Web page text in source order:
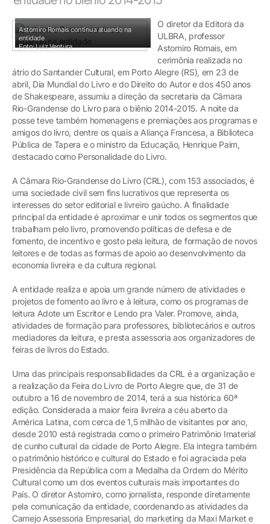
Astomiro Romais continua atuando na
entidade
Foto: Luiz Ventura
O diretor da Editora da
ULBRA, professor
Astomiro Romais, em
cerimônia realizada no
átrio do Santander Cultural, em Porto Alegre (RS), em 23 de
abril, Dia Mundial do Livro e do Direito do Autor e dos 450 anos
de Shakespeare, assumiu a direção da secretaria da Câmara
Rio-Grandense do Livro para o biênio 2014-2015. A noite da
posse teve também homenagens e premiações aos programas e
amigos do livro, dentre os quais a Aliança Francesa, a Biblioteca
Pública de Tapera e o ministro da Educação, Henrique Paim,
destacado como Personalidade do Livro.
A Câmara Rio-Grandense do Livro (CRL), com 153 associados, é
uma sociedade civil sem fins lucrativos que representa os
interesses do setor editorial e livreiro gaúcho. A finalidade
principal da entidade é aproximar e unir todos os segmentos que
trabalham pelo livro, promovendo políticas de defesa e de
fomento, de incentivo e gosto pela leitura, de formação de novos
leitores e de todas as formas de apoio ao desenvolvimento da
economia livreira e da cultura regional.
A entidade realiza e apoia um grande número de atividades e
projetos de fomento ao livro e à leitura, como os programas de
leitura Adote um Escritor e Lendo pra Valer. Promove, ainda,
atividades de formação para professores, bibliotecários e outros
mediadores da leitura, e presta assessoria aos organizadores de
feiras de livros do Estado.
Uma das principais responsabilidades da CRL é a organização e
a realização da Feira do Livro de Porto Alegre que, de 31 de
outubro a 16 de novembro de 2014, terá a sua histórica 60ª
edição. Considerada a maior feira livreira a céu aberto da
América Latina, com cerca de 1,5 milhão de visitantes por ano,
desde 2010 está registrada como o primeiro Patrimônio Imaterial
de cunho cultural da cidade de Porto Alegre. Ela integra também
o patrimônio histórico e cultural do Estado e foi agraciada pela
Presidência da República com a Medalha da Ordem do Mérito
Cultural como um dos eventos culturais mais importantes do
País. O diretor Astomiro, como jornalista, responde diretamente
pela comunicação da entidade, coordenando as atividades da
Camejo Assessoria Empresarial, do marketing da Maxi Market e